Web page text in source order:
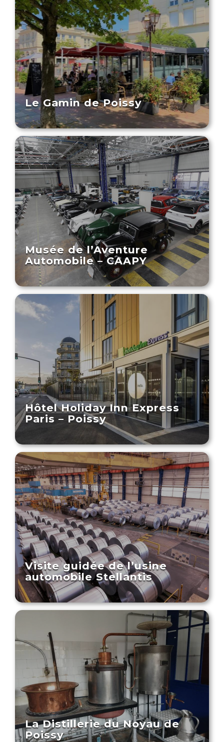
Le Gamin de Poissy
Musée de l’Aventure
Automobile – CAAPY
Hôtel Holiday Inn Express
Paris – Poissy
Visite guidée de l’usine
automobile Stellantis
La Distillerie du Noyau de
Poissy